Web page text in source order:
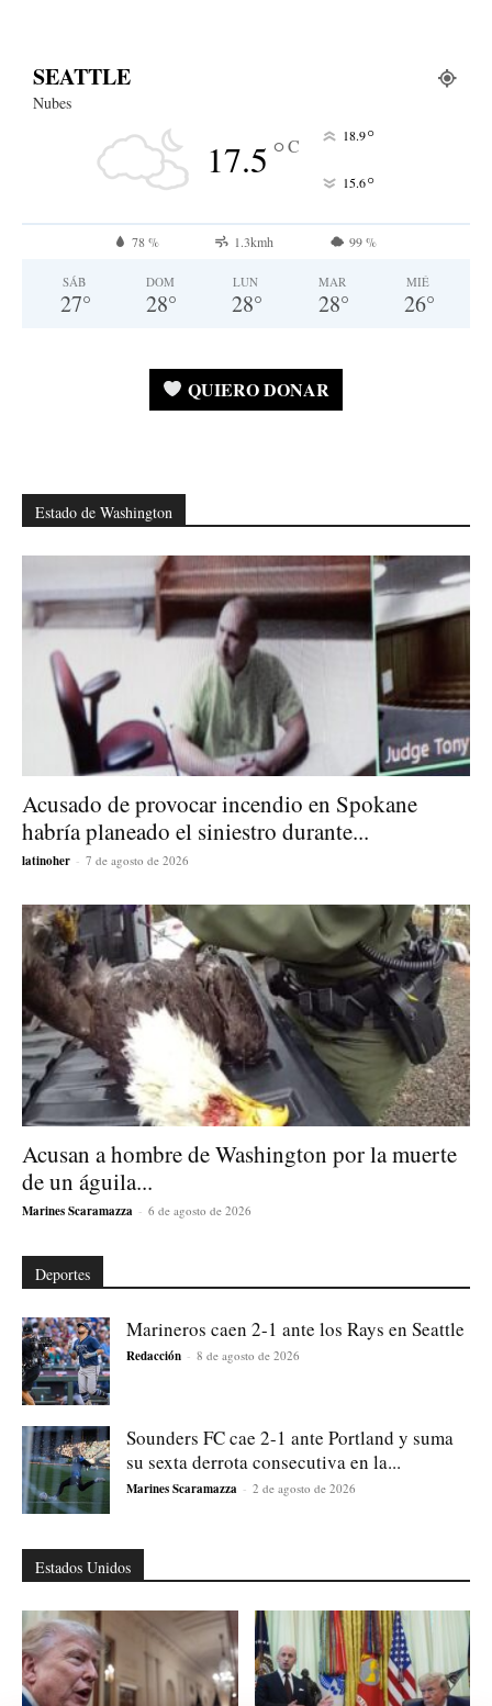
SEATTLE
Nubes
17.5°C 18.9°
15.6°
78 % 1.3kmh 99 %
SÁB
27°
DOM
28°
LUN
28°
MAR
28°
MIÉ
26°
QUIERO DONAR
Estado de Washington
Acusado de provocar incendio en Spokane
habría planeado el siniestro durante...
latinoher - 7 de agosto de 2026
Acusan a hombre de Washington por la muerte
de un águila...
Marines Scaramazza - 6 de agosto de 2026
Deportes
Marineros caen 2-1 ante los Rays en Seattle
Redacción - 8 de agosto de 2026
Sounders FC cae 2-1 ante Portland y suma
su sexta derrota consecutiva en la...
Marines Scaramazza - 2 de agosto de 2026
Estados Unidos